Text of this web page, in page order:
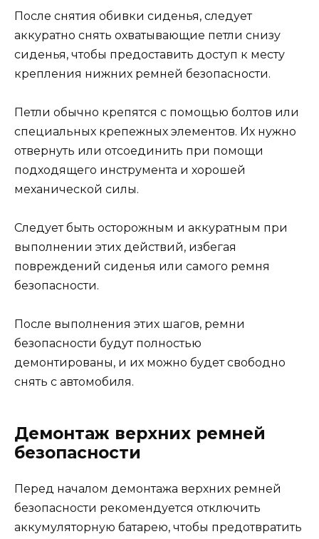
После снятия обивки сиденья, следует
аккуратно снять охватывающие петли снизу
сиденья, чтобы предоставить доступ к месту
крепления нижних ремней безопасности.
Петли обычно крепятся с помощью болтов или
специальных крепежных элементов. Их нужно
отвернуть или отсоединить при помощи
подходящего инструмента и хорошей
механической силы.
Следует быть осторожным и аккуратным при
выполнении этих действий, избегая
повреждений сиденья или самого ремня
безопасности.
После выполнения этих шагов, ремни
безопасности будут полностью
демонтированы, и их можно будет свободно
снять с автомобиля.
Демонтаж верхних ремней
безопасности
Перед началом демонтажа верхних ремней
безопасности рекомендуется отключить
аккумуляторную батарею, чтобы предотвратить